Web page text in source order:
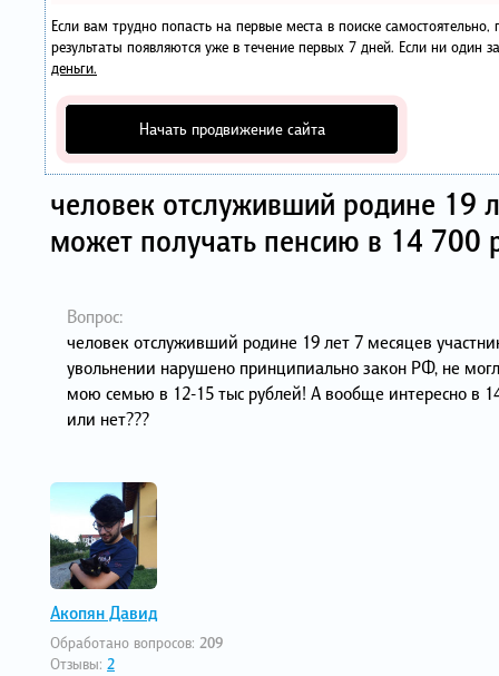
Если вам трудно попасть на первые места в поиске
результаты появляются уже в течение первых 7 дней. Если ни один
деньги.
Начать продвижение сайта
человек отслуживший родине 19
может получать пенсию в 14 700
Вопрос:
человек отслуживший родине 19 лет 7 месяцев
увольнении нарушено принципиально закон РФ, не
мою семью в 12-15 тыс рублей! А вообще интересно в
или нет???
Акопян Давид
Обработано вопросов: 209
Отзывы: 2